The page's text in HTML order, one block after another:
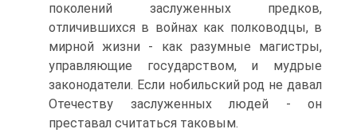
поколений заслуженных предков,
отличившихся в войнах как полководцы, в
мирной жизни - как разумные магистры,
управляющие государством, и мудрые
законодатели. Если нобильский род не давал
Отечеству заслуженных людей - он
преставал считаться таковым.